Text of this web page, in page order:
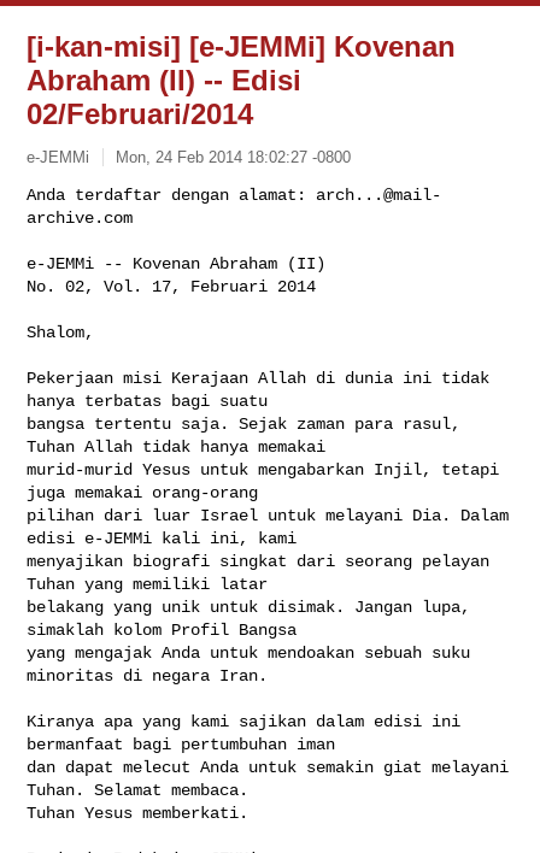
[i-kan-misi] [e-JEMMi] Kovenan
Abraham (II) -- Edisi
02/Februari/2014
e-JEMMi Mon, 24 Feb 2014 18:02:27 -0800
Anda terdaftar dengan alamat: arch...@mail-
archive.com
e-JEMMi -- Kovenan Abraham (II)
No. 02, Vol. 17, Februari 2014
Shalom,
Pekerjaan misi Kerajaan Allah di dunia ini tidak
hanya terbatas bagi suatu
bangsa tertentu saja. Sejak zaman para rasul,
Tuhan Allah tidak hanya memakai
murid-murid Yesus untuk mengabarkan Injil, tetapi
juga memakai orang-orang
pilihan dari luar Israel untuk melayani Dia. Dalam
edisi e-JEMMi kali ini, kami
menyajikan biografi singkat dari seorang pelayan
Tuhan yang memiliki latar
belakang yang unik untuk disimak. Jangan lupa,
simaklah kolom Profil Bangsa
yang mengajak Anda untuk mendoakan sebuah suku
minoritas di negara Iran.
Kiranya apa yang kami sajikan dalam edisi ini
bermanfaat bagi pertumbuhan iman
dan dapat melecut Anda untuk semakin giat melayani
Tuhan. Selamat membaca.
Tuhan Yesus memberkati.